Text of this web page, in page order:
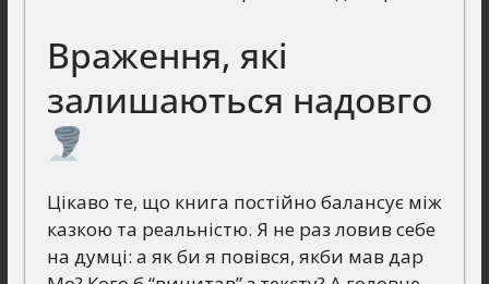
Враження, які
залишаються надовго
Цікаво те, що книга постійно балансує між
казкою та реальністю. Я не раз ловив себе
на думці: а як би я повівся, якби мав дар